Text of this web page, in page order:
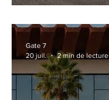
cet été
Gate 7
20 juil.
2 min de lecture